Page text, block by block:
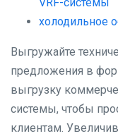
холодильное
Выгружайте
предложения в
выгрузку
системы, чтобы
клиентам.